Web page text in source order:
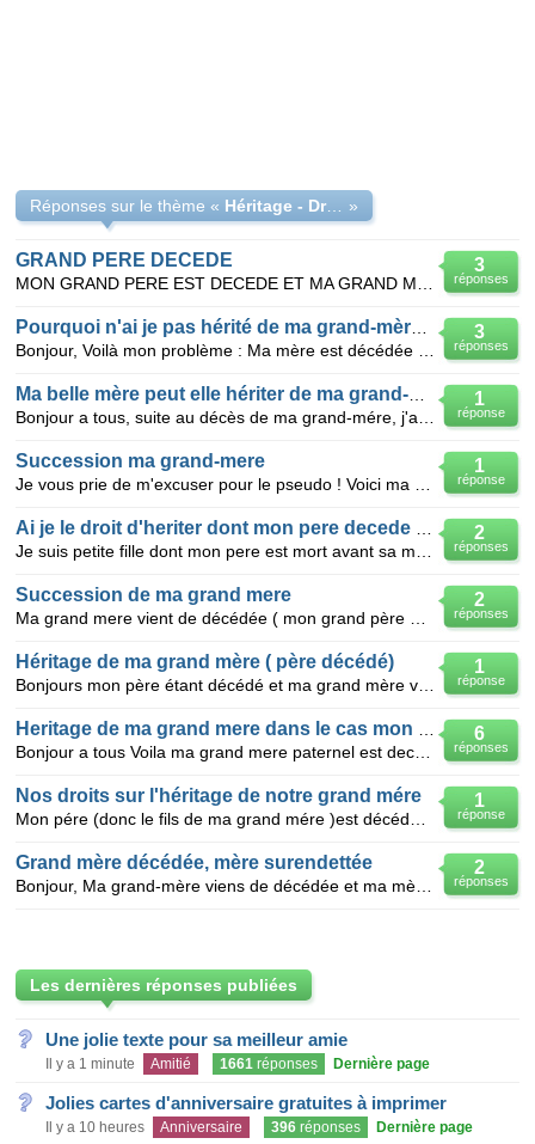
Réponses sur le thème « Héritage - Droits de succession seconde belle-fille »
3
réponses
GRAND PERE DECEDE
3
réponses
1
réponse
1
réponse
Succession ma grand-mere
2
réponses
2
réponses
Succession de ma grand mere
1
réponse
Héritage de ma grand mère ( père décédé)
6
réponses
1
réponse
Nos droits sur l'héritage de notre grand mére
2
réponses
Grand mère décédée, mère surendettée
Les dernières réponses publiées
Une jolie texte pour sa meilleur amie
Il y a 1 minute Amitié 1661 réponses Dernière page
Jolies cartes d'anniversaire gratuites à imprimer
Il y a 10 heures Anniversaire 396 réponses Dernière page